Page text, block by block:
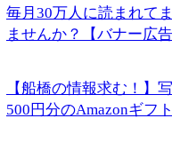
毎月30万人に読まれて
ませんか？【バナー広
【船橋の情報求む！】
500円分のAmazonギフ